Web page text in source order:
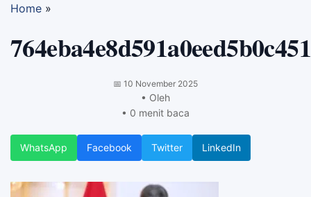
Home »
📅 10 November 2025
• Oleh
• 0 menit baca
WhatsApp Facebook Twitter LinkedIn